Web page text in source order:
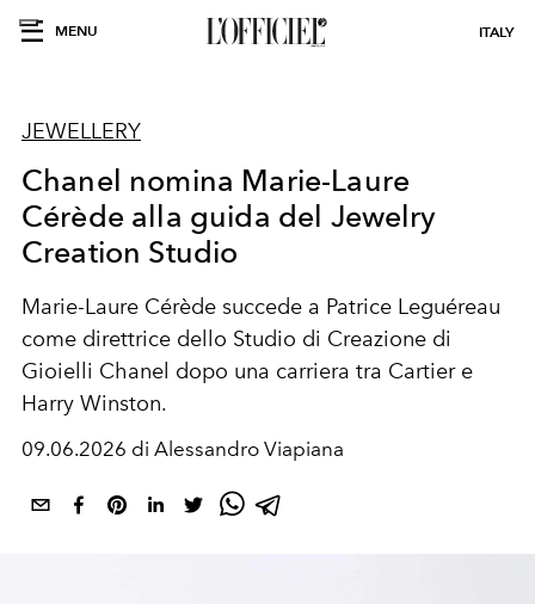
MENU ITALY
JEWELLERY
Chanel nomina Marie-Laure
Cérède alla guida del Jewelry
Creation Studio
Marie-Laure Cérède succede a Patrice Leguéreau
come direttrice dello Studio di Creazione di
Gioielli Chanel dopo una carriera tra Cartier e
Harry Winston.
09.06.2026 di Alessandro Viapiana